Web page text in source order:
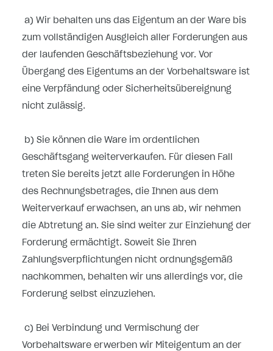
a) Wir behalten uns das Eigentum an der Ware bis
zum vollständigen Ausgleich aller Forderungen aus
der laufenden Geschäftsbeziehung vor. Vor
Übergang des Eigentums an der Vorbehaltsware ist
eine Verpfändung oder Sicherheitsübereignung
nicht zulässig.
b) Sie können die Ware im ordentlichen
Geschäftsgang weiterverkaufen. Für diesen Fall
treten Sie bereits jetzt alle Forderungen in Höhe
des Rechnungsbetrages, die Ihnen aus dem
Weiterverkauf erwachsen, an uns ab, wir nehmen
die Abtretung an. Sie sind weiter zur Einziehung der
Forderung ermächtigt. Soweit Sie Ihren
Zahlungsverpflichtungen nicht ordnungsgemäß
nachkommen, behalten wir uns allerdings vor, die
Forderung selbst einzuziehen.
c) Bei Verbindung und Vermischung der
Vorbehaltsware erwerben wir Miteigentum an der